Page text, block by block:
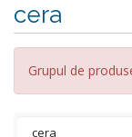
cera
Grupul de